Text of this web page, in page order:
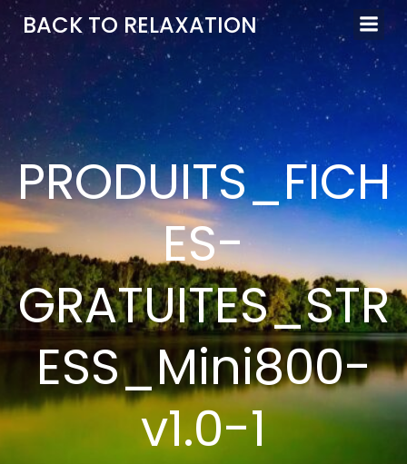
Aller
au
contenu
BACK TO RELAXATION
PRODUITS_FICH
ES-
GRATUITES_STR
ESS_Mini800-
v1.0-1